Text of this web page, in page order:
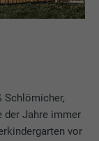
Schlömicher,
der Jahre immer
vor